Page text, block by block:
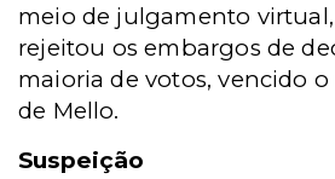
meio de julgamento
rejeitou os embargos de
maioria de votos, vencido
de Mello.
Suspeição